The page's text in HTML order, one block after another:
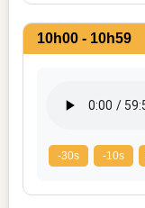
10h00 - 10h59
-30s -10s